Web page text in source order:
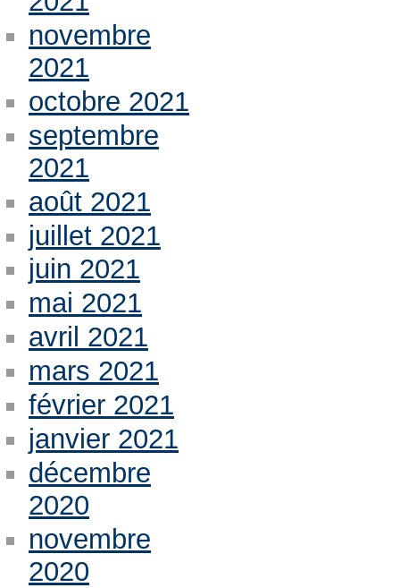
novembre
2021
octobre 2021
septembre
2021
août 2021
juillet 2021
juin 2021
mai 2021
avril 2021
mars 2021
février 2021
janvier 2021
décembre
2020
novembre
2020